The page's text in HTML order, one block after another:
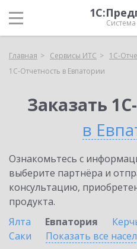
Главная Сервисы ИТС
1С-
1С-Отчетность в Евпатории
Заказать
в
Ознакомьтесь с
выберите партнёра и
консультацию,
продукта.
Ялта
Евпатория
Саки
Показать все